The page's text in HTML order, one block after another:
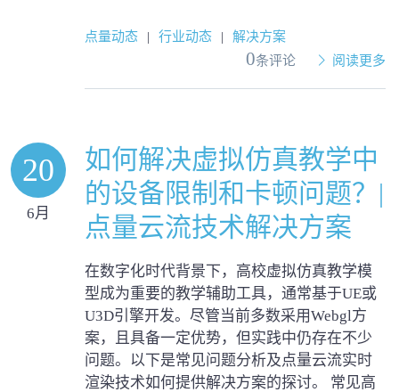
点量动态 | 行业动态 | 解决方案
0条评论 阅读更多
20
6月
如何解决虚拟仿真教学中
的设备限制和卡顿问题？|
点量云流技术解决方案
在数字化时代背景下，高校虚拟仿真教学模
型成为重要的教学辅助工具，通常基于UE或
U3D引擎开发。尽管当前多数采用Webgl方
案，且具备一定优势，但实践中仍存在不少
问题。以下是常见问题分析及点量云流实时
渲染技术如何提供解决方案的探讨。 常见高